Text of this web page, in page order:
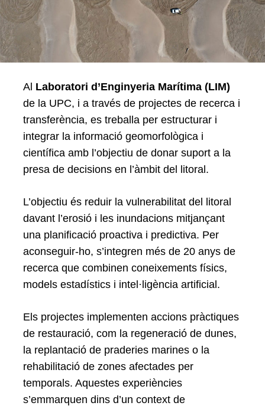
Al Laboratori d’Enginyeria Marítima (LIM)
de la UPC, i a través de projectes de recerca i
transferència, es treballa per estructurar i
integrar la informació geomorfològica i
científica amb l’objectiu de donar suport a la
presa de decisions en l’àmbit del litoral.
L’objectiu és reduir la vulnerabilitat del litoral
davant l’erosió i les inundacions mitjançant
una planificació proactiva i predictiva. Per
aconseguir-ho, s’integren més de 20 anys de
recerca que combinen coneixements físics,
models estadístics i intel·ligència artificial.
Els projectes implementen accions pràctiques
de restauració, com la regeneració de dunes,
la replantació de praderies marines o la
rehabilitació de zones afectades per
temporals. Aquestes experiències
s’emmarquen dins d’un context de
for: